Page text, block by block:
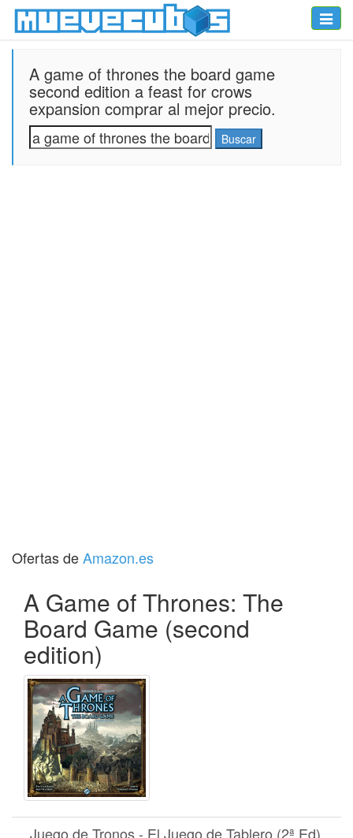
Toggle
A game of thrones the board game
second edition a feast for crows
expansion comprar al mejor precio.
Ofertas deAmazon.es
A Game of Thrones: The
Board Game (second
edition)
Juego de Tronos - El Juego de Tablero (2ª Ed)